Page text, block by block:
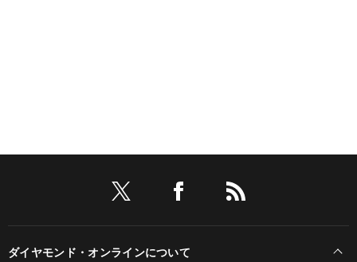
ダイヤモンド・オンラインについて